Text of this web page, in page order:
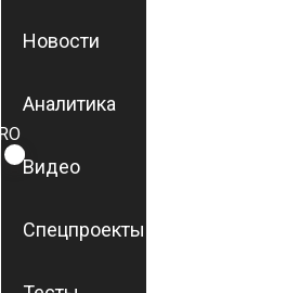
ROMÂNĂ
RU
Новости
Аналитика
Видео
Спецпроекты